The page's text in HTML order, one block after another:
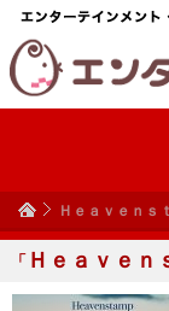
Ｈｅａｖｅｎｓ
「 Ｈｅａｖｅｎ